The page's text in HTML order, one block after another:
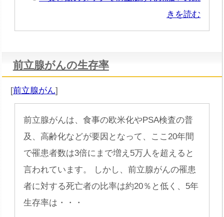
きを読む
前立腺がんの生存率
[前立腺がん]
前立腺がんは、食事の欧米化やPSA検査の普
及、高齢化などが要因となって、ここ20年間
で罹患者数は3倍にまで増え5万人を超えると
言われています。 しかし、前立腺がんの罹患
者に対する死亡者の比率は約20％と低く、5年
生存率は・・・